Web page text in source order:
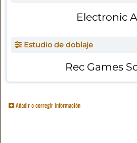
Electronic
Estudio de doblaje
Rec Games
Añadir o corregir información